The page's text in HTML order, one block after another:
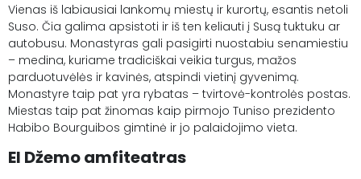
Vienas iš labiausiai lankomų miestų ir kurortų, esantis netoli
Suso. Čia galima apsistoti ir iš ten keliauti į Susą tuktuku ar
autobusu. Monastyras gali pasigirti nuostabiu senamiestiu
– medina, kuriame tradiciškai veikia turgus, mažos
parduotuvėlės ir kavinės, atspindi vietinį gyvenimą.
Monastyre taip pat yra rybatas – tvirtovė-kontrolės postas.
Miestas taip pat žinomas kaip pirmojo Tuniso prezidento
Habibo Bourguibos gimtinė ir jo palaidojimo vieta.
El Džemo amfiteatras